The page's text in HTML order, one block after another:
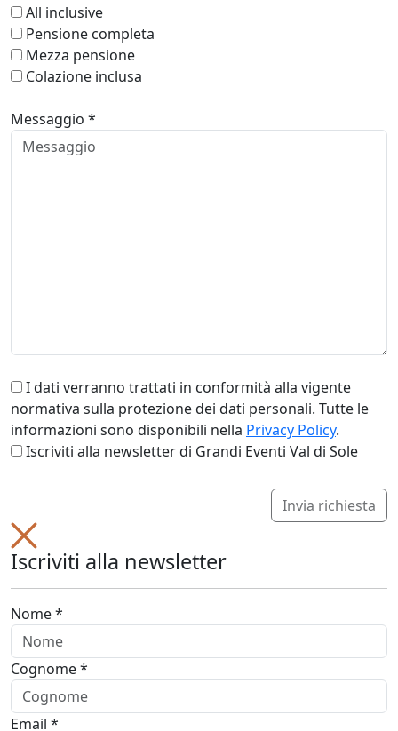
All inclusive
Pensione completa
Mezza pensione
Colazione inclusa
Messaggio *
I dati verranno trattati in conformità alla vigente
normativa sulla protezione dei dati personali. Tutte le
informazioni sono disponibili nella Privacy Policy.
Iscriviti alla newsletter di Grandi Eventi Val di Sole
Invia richiesta
Iscriviti alla newsletter
Nome *
Cognome *
Email *